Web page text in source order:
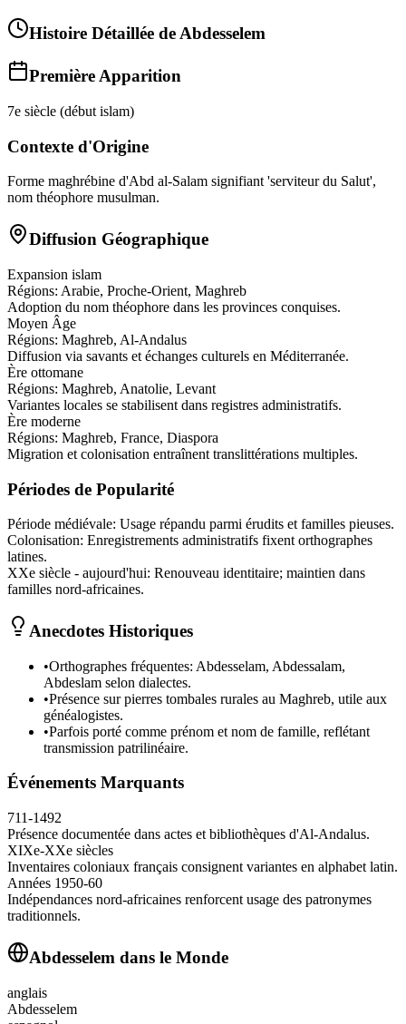
Histoire Détaillée de Abdesselem
Première Apparition
7e siècle (début islam)
Contexte d'Origine
Forme maghrébine d'Abd al-Salam signifiant 'serviteur du Salut',
nom théophore musulman.
Diffusion Géographique
Expansion islam
Régions: Arabie, Proche-Orient, Maghreb
Adoption du nom théophore dans les provinces conquises.
Moyen Âge
Régions: Maghreb, Al-Andalus
Diffusion via savants et échanges culturels en Méditerranée.
Ère ottomane
Régions: Maghreb, Anatolie, Levant
Variantes locales se stabilisent dans registres administratifs.
Ère moderne
Régions: Maghreb, France, Diaspora
Migration et colonisation entraînent translittérations multiples.
Périodes de Popularité
Période médiévale: Usage répandu parmi érudits et familles pieuses.
Colonisation: Enregistrements administratifs fixent orthographes
latines.
XXe siècle - aujourd'hui: Renouveau identitaire; maintien dans
familles nord-africaines.
Anecdotes Historiques
•Orthographes fréquentes: Abdesselam, Abdessalam,
Abdeslam selon dialectes.
•Présence sur pierres tombales rurales au Maghreb, utile aux
généalogistes.
•Parfois porté comme prénom et nom de famille, reflétant
transmission patrilinéaire.
Événements Marquants
711-1492
Présence documentée dans actes et bibliothèques d'Al-Andalus.
XIXe-XXe siècles
Inventaires coloniaux français consignent variantes en alphabet latin.
Années 1950-60
Indépendances nord-africaines renforcent usage des patronymes
traditionnels.
Abdesselem dans le Monde
anglais
Abdesselem